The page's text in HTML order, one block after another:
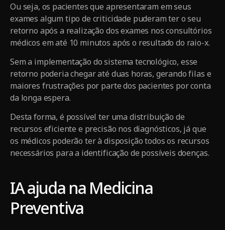
Ou seja, os pacientes que apresentaram em seus
exames algum tipo de criticidade puderam ter o seu
retorno após a realização dos exames nos consultórios
médicos em até 10 minutos após o resultado do raio-x.
Sem a implementação do sistema tecnológico, esse
retorno poderia chegar até duas horas, gerando filas e
maiores frustrações por parte dos pacientes por conta
da longa espera.
Desta forma, é possível ter uma distribuição de
recursos eficiente e precisão nos diagnósticos, já que
os médicos poderão ter à disposição todos os recursos
necessários para a identificação de possíveis doenças.
IA ajuda na Medicina
Preventiva